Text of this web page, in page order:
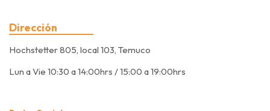
Dirección
Hochstetter 805, local 103, Temuco
Lun a Vie 10:30 a 14:00hrs / 15:00 a 19:00hrs